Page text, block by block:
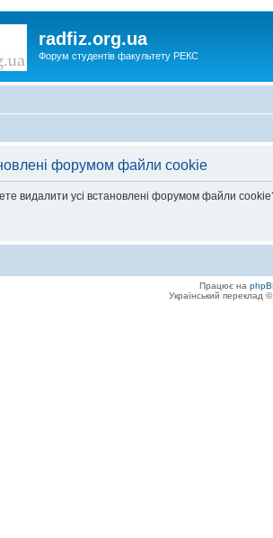
radfiz.org.ua
Форум студентів факультету РЕКС
форумом файли cookie
видалити усі встановлені форумом файли
Працює на
Український переклад